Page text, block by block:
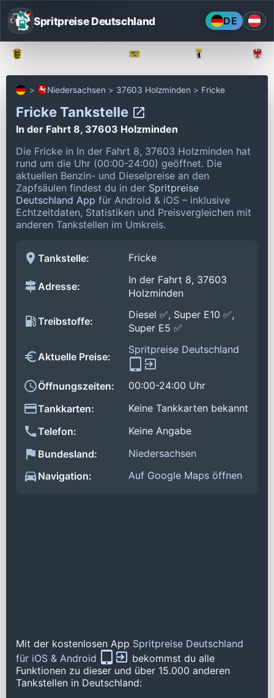
Spritpreise Deutschland DE
Niedersachsen 37603 Holzminden Fricke
Fricke Tankstelle
In der Fahrt 8, 37603 Holzminden
Die Fricke in In der Fahrt 8, 37603 Holzminden hat
rund um die Uhr (00:00-24:00) geöffnet. Die
aktuellen Benzin- und Dieselpreise an den
Zapfsäulen findest du in der Spritpreise
Deutschland App für Android & iOS – inklusive
Echtzeitdaten, Statistiken und Preisvergleichen mit
anderen Tankstellen im Umkreis.
Tankstelle: Fricke
Adresse:
In der Fahrt 8, 37603
Holzminden
Treibstoffe:
Diesel ✅, Super E10 ✅,
Super E5 ✅
Aktuelle Preise:
Spritpreise Deutschland
Öffnungszeiten:
00:00-24:00 Uhr
Tankkarten:
Keine Tankkarten bekannt
Telefon:
Keine Angabe
Bundesland:
Niedersachsen
Navigation:
Auf Google Maps öffnen
Mit der kostenlosen App Spritpreise Deutschland
für iOS & Android
bekommst du alle
Funktionen zu dieser und über 15.000 anderen
Tankstellen in Deutschland: